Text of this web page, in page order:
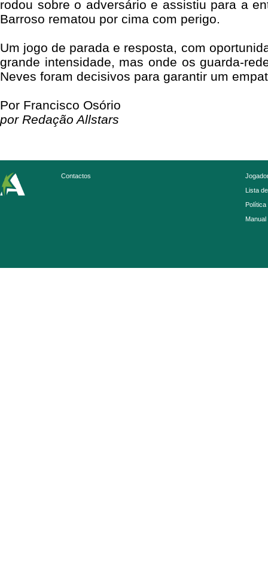
rodou sobre o adversário e assistiu para a
Barroso rematou por cima com perigo.
Um jogo de parada e resposta, com
grande intensidade, mas onde os guarda-
Neves foram decisivos para garantir um
Por Francisco Osório
por Redação Allstars
Contactos
Lista
Política